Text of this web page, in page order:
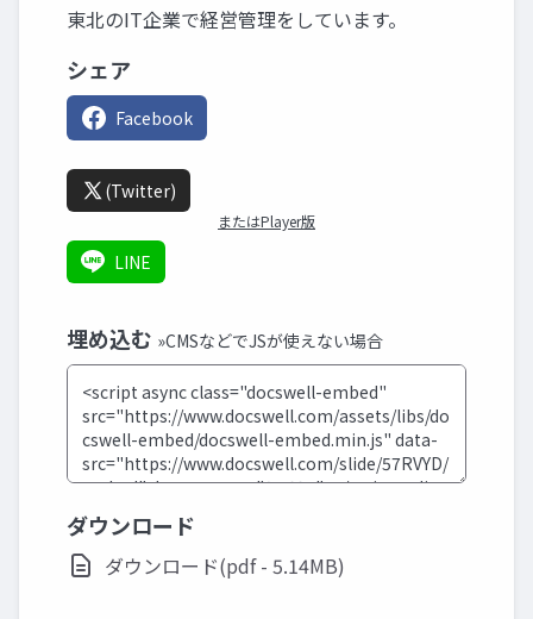
東北のIT企業で経営管理をしています。
シェア
Facebook
(Twitter)
またはPlayer版
LINE
埋め込む »CMSなどでJSが使えない場合
ダウンロード
ダウンロード(pdf - 5.14MB)